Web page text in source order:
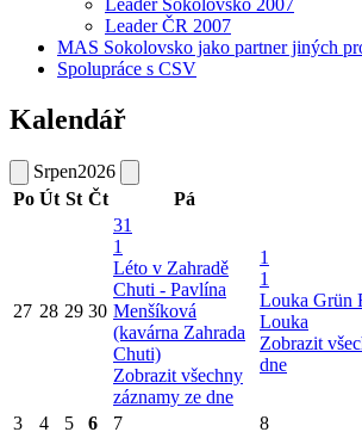
Leader Sokolovsko 2007
Leader ČR 2007
MAS Sokolovsko jako partner jiných
Spolupráce s CSV
Kalendář
Srpen2026
Po Út St Čt Pá
27 28 29 30
31
1
Léto v Zahradě
Chuti - Pavlína
Menšíková
(kavárna Zahrada
Chuti)
Zobrazit všechny
záznamy ze dne
1
1
Louka Grün
Louka
Zobrazit
dne
3 4 5 6 7 8